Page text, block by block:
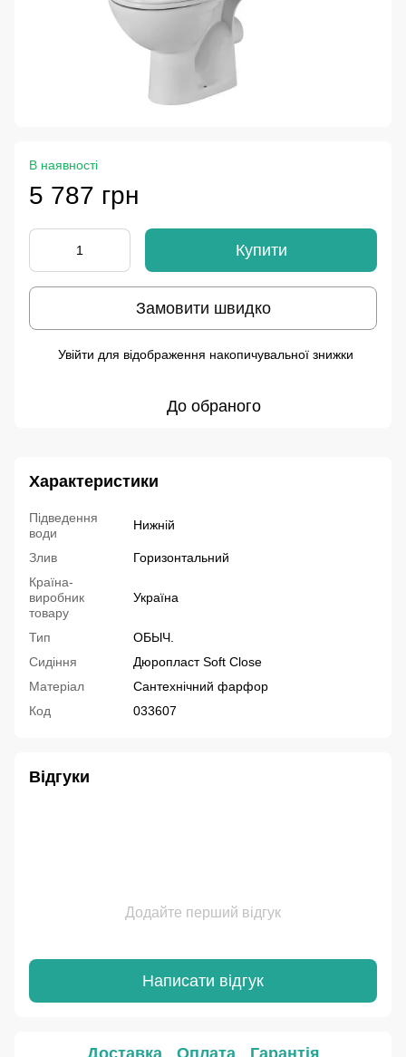
В наявності
5 787 грн
Купити
Замовити швидко
Увійти для відображення накопичувальної знижки
До обраного
Характеристики
Підведення
води
Нижній
Злив
Горизонтальний
Країна-
виробник
товару
Україна
Тип
ОБЫЧ.
Сидіння
Дюропласт Soft Close
Матеріал
Сантехнічний фарфор
Код
033607
Відгуки
Додайте перший відгук
Написати відгук
Доставка Оплата Гарантія